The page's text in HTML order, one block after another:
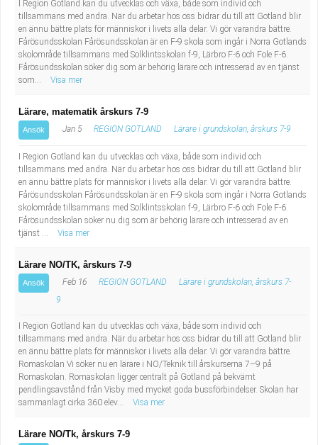
I Region Gotland kan du utvecklas och växa, både som individ och
tillsammans med andra. När du arbetar hos oss bidrar du till att Gotland blir
en ännu bättre plats för människor i livets alla delar. Vi gör varandra bättre.
Fårösundsskolan Fårösundsskolan är en F-9 skola som ingår i Norra Gotlands
skolområde tillsammans med Solklintsskolan f-9, Lärbro F-6 och Fole F-6.
Fårösundsskolan söker dig som är behörig lärare och intresserad av en tjänst
som...
Visa mer
Lärare, matematik årskurs 7-9
Ansök Jan 5 REGION GOTLAND Lärare i grundskolan, årskurs 7-9
I Region Gotland kan du utvecklas och växa, både som individ och
tillsammans med andra. När du arbetar hos oss bidrar du till att Gotland blir
en ännu bättre plats för människor i livets alla delar. Vi gör varandra bättre.
Fårösundsskolan Fårösundsskolan är en F-9 skola som ingår i Norra Gotlands
skolområde tillsammans med Solklintsskolan f-9, Lärbro F-6 och Fole F-6.
Fårösundsskolan söker nu dig som är behörig lärare och intresserad av en
tjänst ...
Visa mer
Lärare NO/TK, årskurs 7-9
Ansök Feb 16 REGION GOTLAND
Lärare i grundskolan, årskurs 7-
9
I Region Gotland kan du utvecklas och växa, både som individ och
tillsammans med andra. När du arbetar hos oss bidrar du till att Gotland blir
en ännu bättre plats för människor i livets alla delar. Vi gör varandra bättre.
Romaskolan Vi söker nu en lärare i NO/Teknik till årskurserna 7–9 på
Romaskolan. Romaskolan ligger centralt på Gotland på bekvämt
pendlingsavstånd från Visby med mycket goda bussförbindelser. Skolan har
sammanlagt cirka 360 elev...
Visa mer
Lärare NO/Tk, årskurs 7-9